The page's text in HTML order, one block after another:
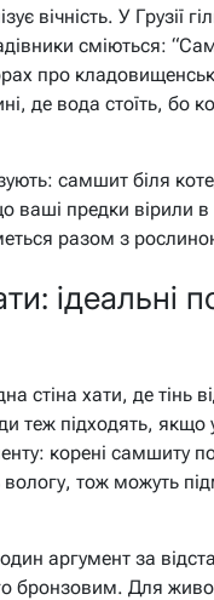
вічність. У Грузії
сміються:
про
де вода стоїть, бо
самшит біля
ваші предки вірили
разом з
ідеальні
стіна хати, де тінь
теж підходять, якщо
корені самшиту
тож можуть
аргумент за
бронзовим. Для